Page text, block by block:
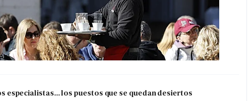
especialistas... los puestos que se quedan desiertos